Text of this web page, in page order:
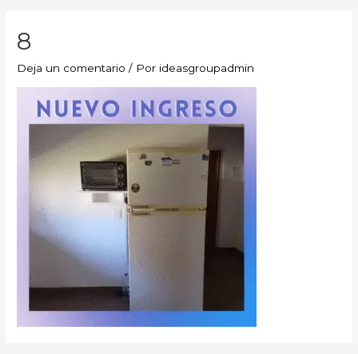
8
Deja un comentario / Por ideasgroupadmin